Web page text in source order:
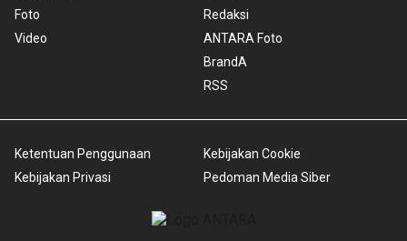
Foto
Video
Redaksi
ANTARA Foto
BrandA
RSS
Ketentuan Penggunaan
Kebijakan Privasi
Kebijakan Cookie
Pedoman Media Siber